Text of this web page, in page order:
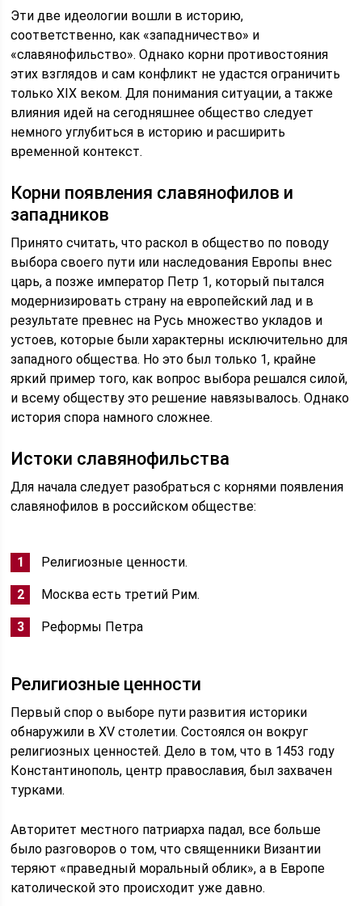
Эти две идеологии вошли в историю,
соответственно, как «западничество» и
«славянофильство». Однако корни противостояния
этих взглядов и сам конфликт не удастся ограничить
только XIX веком. Для понимания ситуации, а также
влияния идей на сегодняшнее общество следует
немного углубиться в историю и расширить
временной контекст.
Корни появления славянофилов и
западников
Принято считать, что раскол в общество по поводу
выбора своего пути или наследования Европы внес
царь, а позже император Петр 1, который пытался
модернизировать страну на европейский лад и в
результате превнес на Русь множество укладов и
устоев, которые были характерны исключительно для
западного общества. Но это был только 1, крайне
яркий пример того, как вопрос выбора решался силой,
и всему обществу это решение навязывалось. Однако
история спора намного сложнее.
Истоки славянофильства
Для начала следует разобраться с корнями появления
славянофилов в российском обществе:
Религиозные ценности.
Москва есть третий Рим.
Реформы Петра
Религиозные ценности
Первый спор о выборе пути развития историки
обнаружили в ХV столетии. Состоялся он вокруг
религиозных ценностей. Дело в том, что в 1453 году
Константинополь, центр православия, был захвачен
турками.
Авторитет местного патриарха падал, все больше
было разговоров о том, что священники Византии
теряют «праведный моральный облик», а в Европе
католической это происходит уже давно.